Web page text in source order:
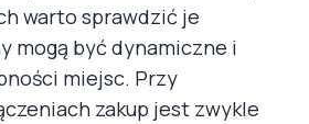
warto sprawdzić je
mogą być dynamiczne i
miejsc. Przy
zakup jest zwykle